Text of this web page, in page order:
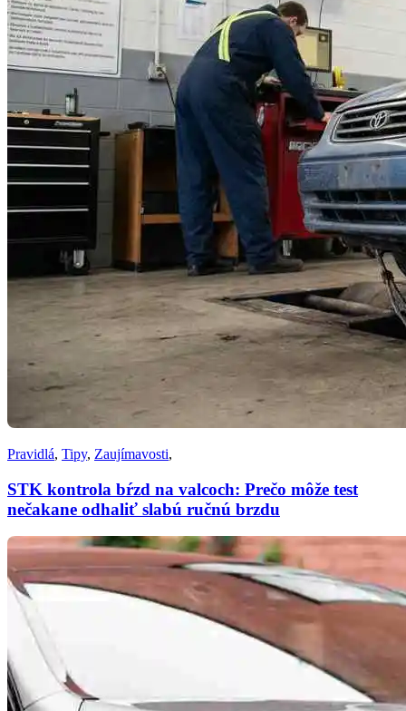
Pravidlá, Tipy, Zaujímavosti,
STK kontrola bŕzd na valcoch: Prečo môže test
nečakane odhaliť slabú ručnú brzdu